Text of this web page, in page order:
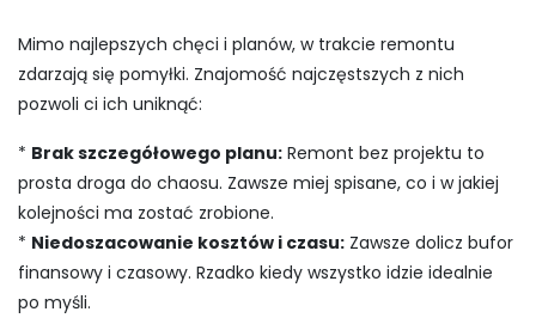
Mimo najlepszych chęci i planów, w trakcie remontu
zdarzają się pomyłki. Znajomość najczęstszych z nich
pozwoli ci ich uniknąć:
* Brak szczegółowego planu: Remont bez projektu to
prosta droga do chaosu. Zawsze miej spisane, co i w jakiej
kolejności ma zostać zrobione.
* Niedoszacowanie kosztów i czasu: Zawsze dolicz bufor
finansowy i czasowy. Rzadko kiedy wszystko idzie idealnie
po myśli.